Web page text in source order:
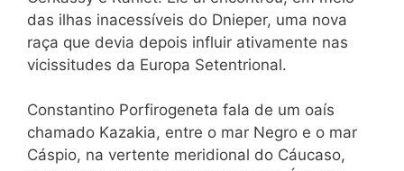
das ilhas inacessíveis do Dnieper, uma nova
raça que devia depois influir ativamente nas
vicissitudes da Europa Setentrional.
Constantino Porfirogeneta fala de um oaís
chamado Kazakia, entre o mar Negro e o mar
Cáspio, na vertente meridional do Cáucaso,